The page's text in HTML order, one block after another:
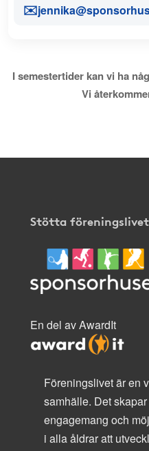
✉️
I semestertider kan vi ha
Vi
Stötta föreningslivet
En del av AwardIt
Föreningslivet är en
samhälle. Det
engagemang och
i alla åldrar att